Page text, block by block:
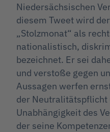
Niedersächsischen
diesem Tweet wird
„Stolzmonat“ als
nationalistisch,
bezeichnet. Er sei
und verstoße gegen
Aussagen werfen
der Neutralitätspflicht
Unabhängigkeit des
der seine